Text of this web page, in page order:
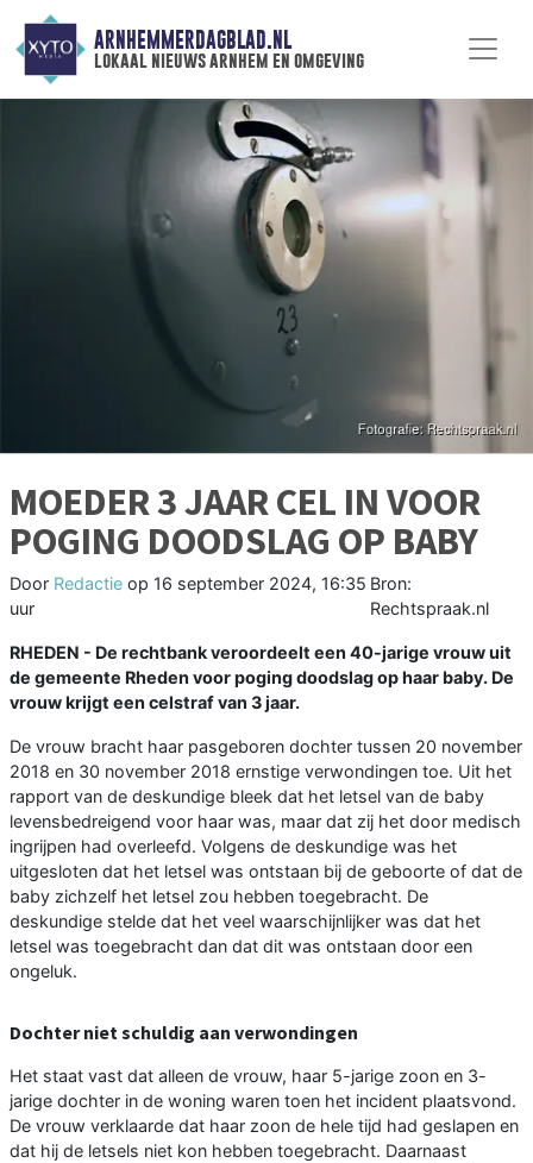
ARNHEMMERDAGBLAD.NL
lokaal nieuws arnhem en omgeving
MOEDER 3 JAAR CEL IN VOOR
POGING DOODSLAG OP BABY
Door Redactie op 16 september 2024, 16:35
uur
Bron:
Rechtspraak.nl
RHEDEN - De rechtbank veroordeelt een 40-jarige vrouw uit
de gemeente Rheden voor poging doodslag op haar baby. De
vrouw krijgt een celstraf van 3 jaar.
De vrouw bracht haar pasgeboren dochter tussen 20 november
2018 en 30 november 2018 ernstige verwondingen toe. Uit het
rapport van de deskundige bleek dat het letsel van de baby
levensbedreigend voor haar was, maar dat zij het door medisch
ingrijpen had overleefd. Volgens de deskundige was het
uitgesloten dat het letsel was ontstaan bij de geboorte of dat de
baby zichzelf het letsel zou hebben toegebracht. De
deskundige stelde dat het veel waarschijnlijker was dat het
letsel was toegebracht dan dat dit was ontstaan door een
ongeluk.
Dochter niet schuldig aan verwondingen
Het staat vast dat alleen de vrouw, haar 5-jarige zoon en 3-
jarige dochter in de woning waren toen het incident plaatsvond.
De vrouw verklaarde dat haar zoon de hele tijd had geslapen en
dat hij de letsels niet kon hebben toegebracht. Daarnaast